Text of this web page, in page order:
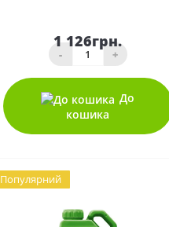
1 126грн.
- +
До
кошика
Популярний